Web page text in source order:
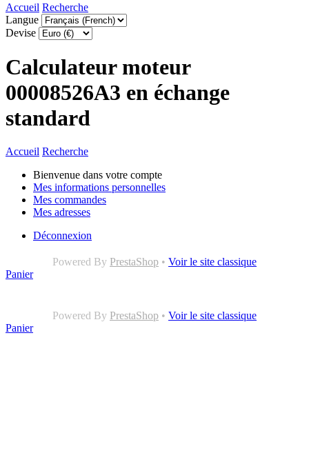
Accueil Recherche
Langue
Devise
Calculateur moteur
00008526A3 en échange
standard
Accueil Recherche
Bienvenue dans votre compte
Mes informations personnelles
Mes commandes
Mes adresses
Déconnexion
Powered By PrestaShop • Voir le site classique
Panier
Powered By PrestaShop • Voir le site classique
Panier